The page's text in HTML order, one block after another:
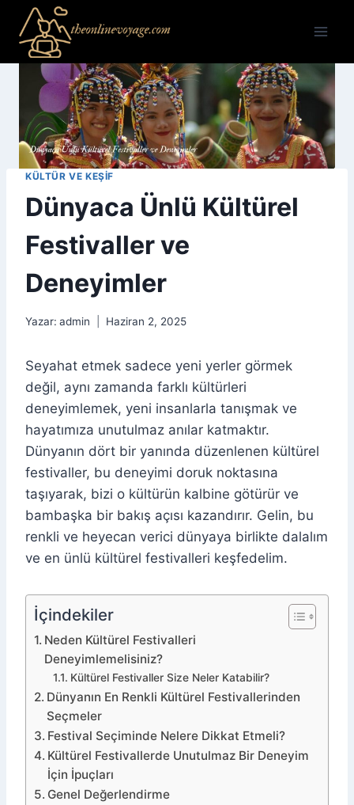
content
KÜLTÜR VE KEŞIF
Dünyaca Ünlü Kültürel
Festivaller ve
Deneyimler
Yazar: admin Haziran 2, 2025
Seyahat etmek sadece yeni yerler görmek
değil, aynı zamanda farklı kültürleri
deneyimlemek, yeni insanlarla tanışmak ve
hayatımıza unutulmaz anılar katmaktır.
Dünyanın dört bir yanında düzenlenen kültürel
festivaller, bu deneyimi doruk noktasına
taşıyarak, bizi o kültürün kalbine götürür ve
bambaşka bir bakış açısı kazandırır. Gelin, bu
renkli ve heyecan verici dünyaya birlikte dalalım
ve en ünlü kültürel festivalleri keşfedelim.
İçindekiler
Neden Kültürel Festivalleri
Deneyimlemelisiniz?
Kültürel Festivaller Size Neler Katabilir?
Dünyanın En Renkli Kültürel Festivallerinden
Seçmeler
Festival Seçiminde Nelere Dikkat Etmeli?
Kültürel Festivallerde Unutulmaz Bir Deneyim
İçin İpuçları
Genel Değerlendirme